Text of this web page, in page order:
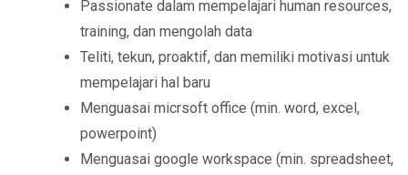
Passionate dalam mempelajari human resources,
training, dan mengolah data
Teliti, tekun, proaktif, dan memiliki motivasi untuk
mempelajari hal baru
Menguasai micrsoft office (min. word, excel,
powerpoint)
Menguasai google workspace (min. spreadsheet,